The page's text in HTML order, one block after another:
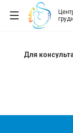
Для